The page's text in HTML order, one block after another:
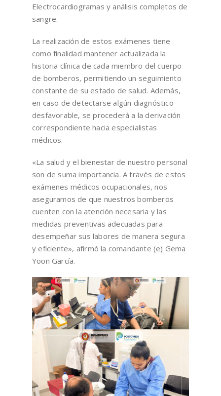
Electrocardiogramas y análisis completos de
sangre.
La realización de estos exámenes tiene
como finalidad mantener actualizada la
historia clínica de cada miembro del cuerpo
de bomberos, permitiendo un seguimiento
constante de su estado de salud. Además,
en caso de detectarse algún diagnóstico
desfavorable, se procederá a la derivación
correspondiente hacia especialistas
médicos.
«La salud y el bienestar de nuestro personal
son de suma importancia. A través de estos
exámenes médicos ocupacionales, nos
aseguramos de que nuestros bomberos
cuenten con la atención necesaria y las
medidas preventivas adecuadas para
desempeñar sus labores de manera segura
y eficiente», afirmó la comandante (e) Gema
Yoon García.